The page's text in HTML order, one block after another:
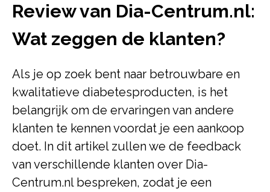
Review van Dia-Centrum.nl:
Wat zeggen de klanten?
Als je op zoek bent naar betrouwbare en
kwalitatieve diabetesproducten, is het
belangrijk om de ervaringen van andere
klanten te kennen voordat je een aankoop
doet. In dit artikel zullen we de feedback
van verschillende klanten over Dia-
Centrum.nl bespreken, zodat je een